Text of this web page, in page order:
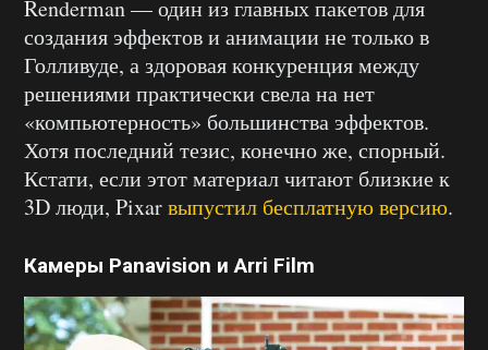
Renderman — один из главных пакетов для
создания эффектов и анимации не только в
Голливуде, а здоровая конкуренция между
решениями практически свела на нет
«компьютерность» большинства эффектов.
Хотя последний тезис, конечно же, спорный.
Кстати, если этот материал читают близкие к
3D люди, Pixarвыпустил бесплатную версию.
Камеры Panavision и Arri Film